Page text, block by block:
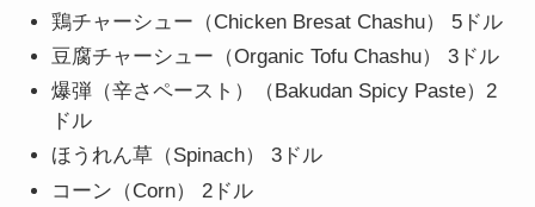
鶏チャーシュー（Chicken Bresat Chashu） 5ドル
豆腐チャーシュー（Organic Tofu Chashu） 3ドル
爆弾（辛さペースト）（Bakudan Spicy Paste）2
ドル
ほうれん草（Spinach） 3ドル
コーン（Corn） 2ドル